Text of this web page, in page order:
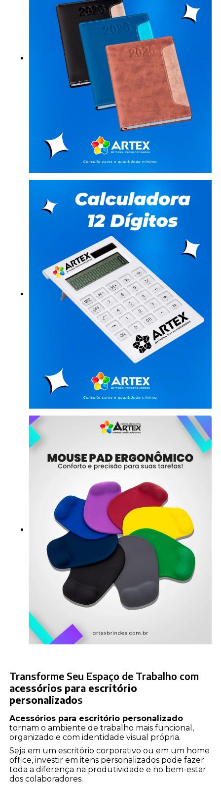
Transforme Seu Espaço de Trabalho com
acessórios para escritório
personalizados
Acessórios para escritório personalizado
tornam o ambiente de trabalho mais funcional,
organizado e com identidade visual própria.
Seja em um escritório corporativo ou em um home
office, investir em itens personalizados pode fazer
toda a diferença na produtividade e no bem-estar
dos colaboradores.